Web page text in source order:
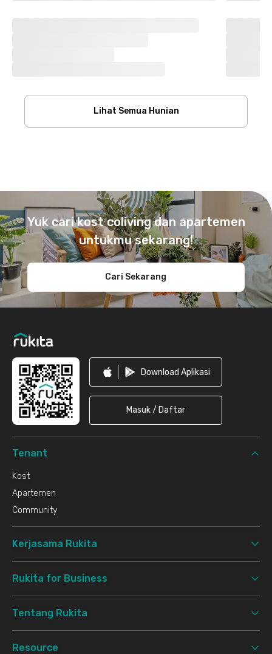
Lihat Semua Hunian
Yuk cari kost coliving dan apartemen
untukmu sekarang!
Cari Sekarang
Download Aplikasi
Masuk / Daftar
Tenant
Kost
Apartemen
Community
Kerjasama Rukita
Rukita for Business
Tentang Rukita
Resource